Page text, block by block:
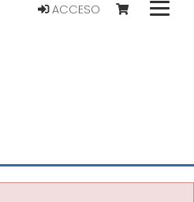
ACCESO